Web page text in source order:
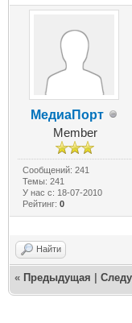
МедиаПорт
Member
Сообщений: 241
Темы: 241
У нас с: 18-07-2010
Рейтинг: 0
Найти
« Предыдущая